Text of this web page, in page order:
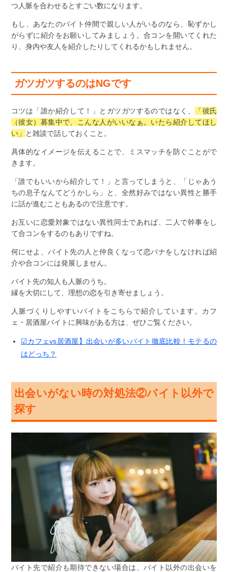
つ人脈を合わせるとすごい数になります。
もし、あなたのバイト仲間で親しい人がいるのなら、恥ずかし
がらずに紹介をお願いしてみましょう。合コンを開いてくれた
り、身内や友人を紹介したりしてくれるかもしれません。
ガツガツするのはNGです
コツは「誰か紹介して！」とガツガツするのではなく、
「彼氏
（彼女）募集中で、こんな人がいいなぁ。いたら紹介してほし
い」
と雑談で話しておくこと。
具体的なイメージを伝えることで、ミスマッチを防ぐことがで
きます。
「誰でもいいから紹介して！」と言ってしまうと、「じゃあう
ちの息子なんてどうかしら」と、全然好みではない異性と勝手
に話が進むこともあるので注意です。
お互いに恋愛対象ではない異性同士であれば、二人で幹事をし
て合コンをするのもありですね。
何にせよ、バイト先の人と仲良くなって恋バナをしなければ紹
介や合コンには発展しません。
バイト先の知人も人脈のうち。
縁を大切にして、理想の恋を引き寄せましょう。
人脈づくりしやすいバイトをこちらで紹介しています。カフ
ェ・居酒屋バイトに興味がある方は、ぜひご覧ください。
☑カフェvs居酒屋】出会いが多いバイト徹底比較！モテるの
はどっち？
出会いがない時の対処法②バイト以外で
探す
バイト先で紹介も期待できない場合は、バイト以外の出会いを